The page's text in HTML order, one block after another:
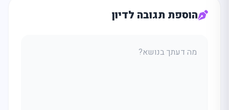
הוספת תגובה לדיון